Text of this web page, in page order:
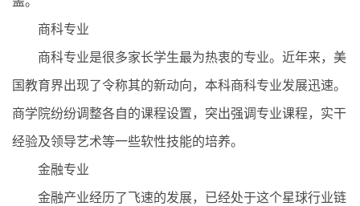
商科专业
商科专业是很多家长学生最为热衷的专业。近年来，美
国教育界出现了令称其的新动向，本科商科专业发展迅速。
商学院纷纷调整各自的课程设置，突出强调专业课程，实干
经验及领导艺术等一些软性技能的培养。
金融专业
金融产业经历了飞速的发展，已经处于这个星球行业链